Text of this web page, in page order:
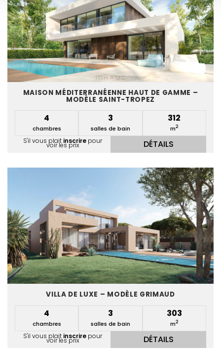
MAISON MÉDITERRANÉENNE HAUT DE GAMME –
MODÈLE SAINT-TROPEZ
4
chambres
3
salles de bain
312
m2
S'il vous plait inscrire pour
voir les prix DÉTAILS
VILLA DE LUXE – MODÈLE GRIMAUD
4
chambres
3
salles de bain
303
m2
S'il vous plait inscrire pour
voir les prix DÉTAILS